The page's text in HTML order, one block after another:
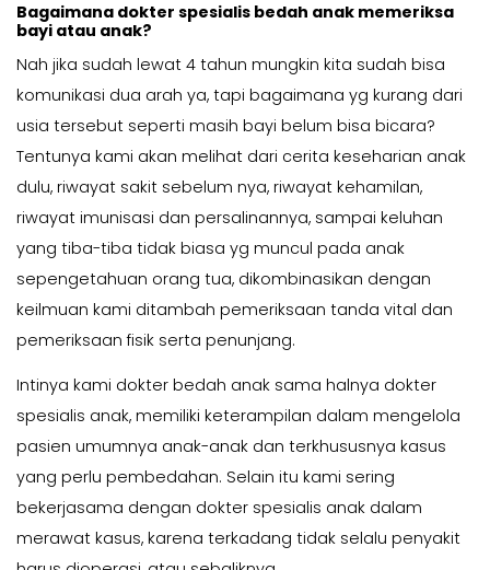
Bagaimana dokter spesialis bedah anak memeriksa
bayi atau anak?
Nah jika sudah lewat 4 tahun mungkin kita sudah bisa
komunikasi dua arah ya, tapi bagaimana yg kurang dari
usia tersebut seperti masih bayi belum bisa bicara?
Tentunya kami akan melihat dari cerita keseharian anak
dulu, riwayat sakit sebelum nya, riwayat kehamilan,
riwayat imunisasi dan persalinannya, sampai keluhan
yang tiba-tiba tidak biasa yg muncul pada anak
sepengetahuan orang tua, dikombinasikan dengan
keilmuan kami ditambah pemeriksaan tanda vital dan
pemeriksaan fisik serta penunjang.
Intinya kami dokter bedah anak sama halnya dokter
spesialis anak, memiliki keterampilan dalam mengelola
pasien umumnya anak-anak dan terkhususnya kasus
yang perlu pembedahan. Selain itu kami sering
bekerjasama dengan dokter spesialis anak dalam
merawat kasus, karena terkadang tidak selalu penyakit